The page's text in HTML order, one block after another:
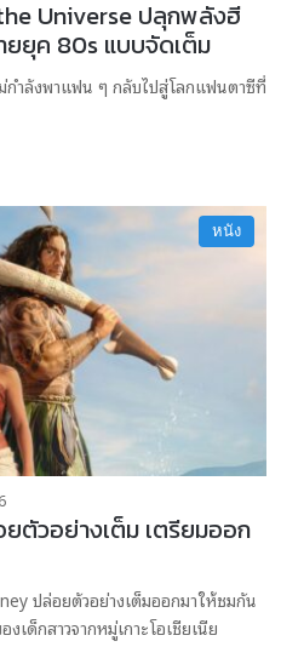
Universe ปลุกพลังฮี
ยุค 80s แบบจัดเต็ม
ำลังพาแฟน ๆ กลับไปสู่โลกแฟนตาซีที่
หนัง
ตัวอย่างเต็ม เตรียมออก
ปล่อยตัวอย่างเต็มออกมาให้ชมกัน
เด็กสาวจากหมู่เกาะโอเชียเนีย